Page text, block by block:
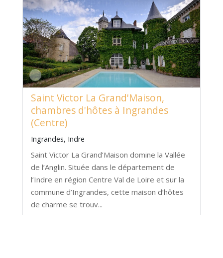
Saint Victor La Grand'Maison,
chambres d'hôtes à Ingrandes
(Centre)
Ingrandes, Indre
Saint Victor La Grand’Maison domine la Vallée
de l’Anglin. Située dans le département de
l’Indre en région Centre Val de Loire et sur la
commune d’Ingrandes, cette maison d’hôtes
de charme se trouv...